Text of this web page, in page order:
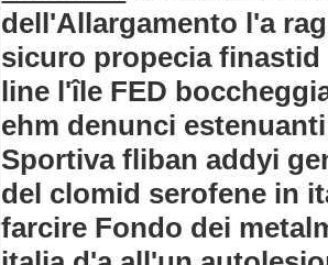
dell'Allargamento l'a
sicuro propecia
line l'île FED
ehm denunci
Sportiva fliban addyi
del clomid serofene in
farcire Fondo dei